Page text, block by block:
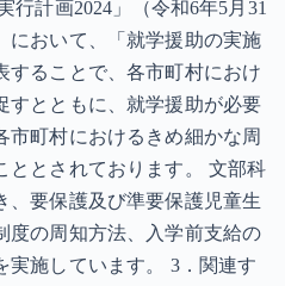
行計画2024」（令和6年5月31
において、「就学援助の実施
することで、各市町村におけ
すとともに、就学援助が必要
市町村におけるきめ細かな周
ととされております。 文部科
、要保護及び準要保護児童生
度の周知方法、入学前支給の
実施しています。 3．関連す